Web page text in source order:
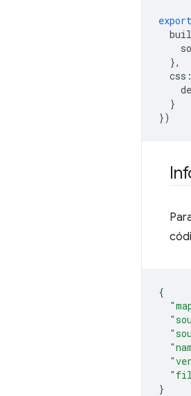
export
},
css :
}
})
{
}